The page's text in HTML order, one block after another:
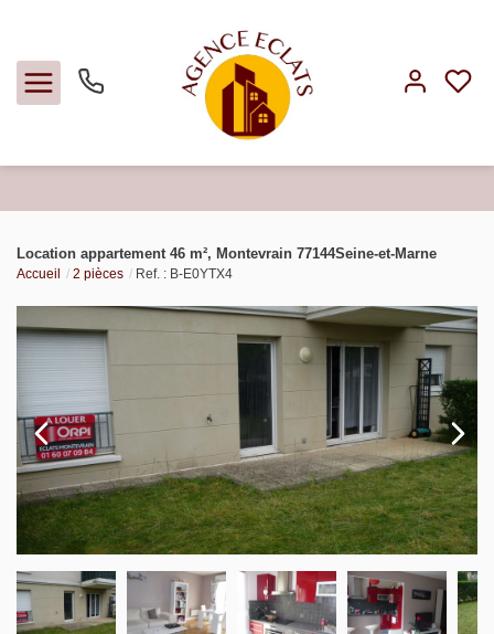
Louer
Faire gérer
Estimer
Notre agence
Biens vendus
Contact
Location appartement 46 m², Montevrain 77144Seine-et-Marne
Accueil 2 pièces Ref. : B-E0YTX4